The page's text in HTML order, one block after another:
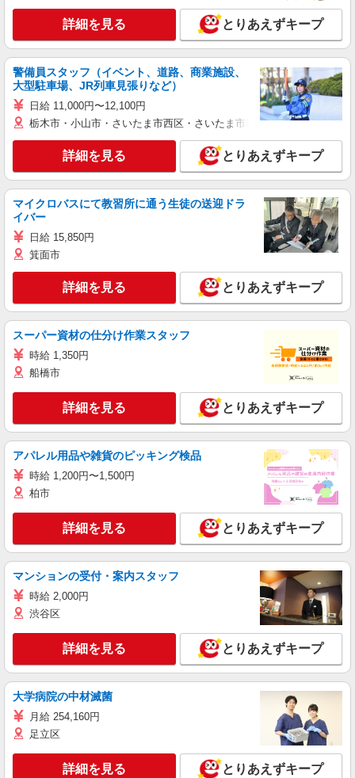
詳細を見る とりあえずキープ
警備員スタッフ（イベント、道路、商業施設、
大型駐車場、JR列車見張りなど）
日給 11,000円〜12,100円
栃木市・小山市・さいたま市西区・さいたま市岩槻区・久喜市・蓮田
詳細を見る とりあえずキープ
マイクロバスにて教習所に通う生徒の送迎ドラ
イバー
日給 15,850円
箕面市
詳細を見る とりあえずキープ
スーパー資材の仕分け作業スタッフ
時給 1,350円
船橋市
詳細を見る とりあえずキープ
アパレル用品や雑貨のピッキング検品
時給 1,200円〜1,500円
柏市
詳細を見る とりあえずキープ
マンションの受付・案内スタッフ
時給 2,000円
渋谷区
詳細を見る とりあえずキープ
大学病院の中材滅菌
月給 254,160円
足立区
詳細を見る とりあえずキープ